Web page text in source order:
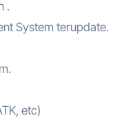
.
System terupdate.
etc)